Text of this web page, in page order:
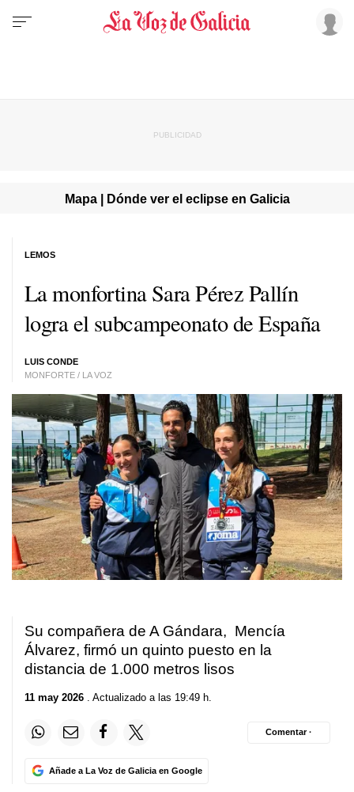
Mapa | Dónde ver el eclipse en Galicia
La monfortina Sara Pérez Pallín
logra el subcampeonato de España
LUIS CONDE
MONFORTE / LA VOZ
LEMOS
Su compañera de A Gándara, Mencía
Álvarez, firmó un quinto puesto en la
distancia de 1.000 metros lisos
11 may 2026 . Actualizado a las 19:49 h.
Añade a La Voz de Galicia en Google
Comentar ·